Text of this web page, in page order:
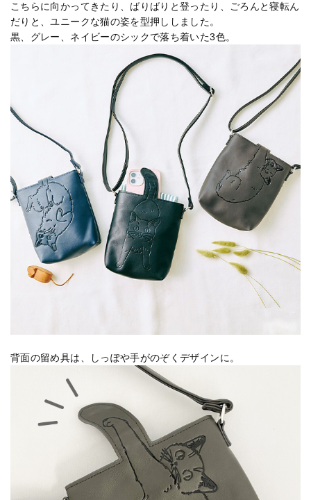
こちらに向かってきたり、ばりばりと登ったり、ごろんと寝転ん
だりと、ユニークな猫の姿を型押ししました。
黒、グレー、ネイビーのシックで落ち着いた3色。
背面の留め具は、しっぽや手がのぞくデザインに。